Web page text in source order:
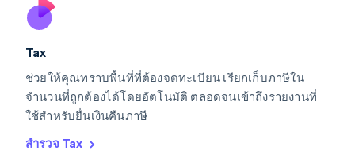
Tax
ช่วยให้คุณทราบพื้นที่ที่ต้องจดทะเบียน เรียกเก็บภาษีใน
จำนวนที่ถูกต้องได้โดยอัตโนมัติ ตลอดจนเข้าถึงรายงานที่
ใช้สำหรับยื่นเงินคืนภาษี
สำรวจ Tax
สโลวาเกีย
English
สวิตเซอร์แลนด์
Deutsch FrançaisItaliano English
สวีเดน
SvenskaEnglish
สหรัฐอเมริกา
EnglishEspañol